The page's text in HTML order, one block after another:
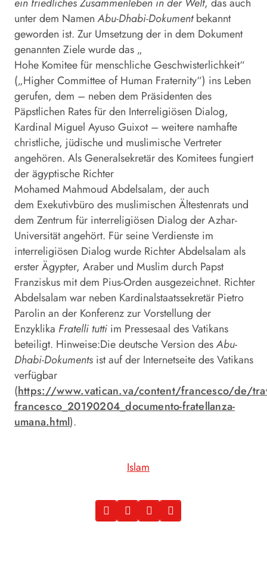
unter dem NamenAbu-Dhabi-Dokumentbekannt
geworden ist. Zur Umsetzung der in dem Dokument
genannten Ziele wurde das „
Hohe Komitee für menschliche Geschwisterlichkeit“
(„Higher Committee of Human Fraternity“) ins Leben
gerufen, dem – neben dem Präsidenten des
Päpstlichen Rates für den Interreligiösen Dialog,
Kardinal Miguel Ayuso Guixot – weitere namhafte
christliche, jüdische und muslimische Vertreter
angehören. Als Generalsekretär des Komitees fungiert
der ägyptische Richter
Mohamed Mahmoud Abdelsalam, der auch
dem Exekutivbüro des muslimischen Ältestenrats und
dem Zentrum für interreligiösen Dialog der Azhar-
Universität angehört. Für seine Verdienste im
interreligiösen Dialog wurde Richter Abdelsalam als
erster Ägypter, Araber und Muslim durch Papst
Franziskus mit dem Pius-Orden ausgezeichnet. Richter
Abdelsalam war neben Kardinalstaatssekretär Pietro
Parolin an der Konferenz zur Vorstellung der
Enzyklika Fratelli tutti im Pressesaal des Vatikans
beteiligt. Hinweise:Die deutsche Version desAbu-
Dhabi-Dokuments ist auf der Internetseite des Vatikans
verfügbar
(https://www.vatican.va/content/francesco/de/
francesco_20190204_documento-fratellanza-
umana.html).
Islam